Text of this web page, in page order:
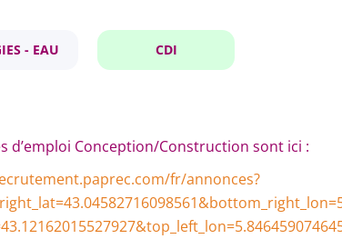
- EAU CDI
d’emploi Conception/Construction sont ici :
fr/annonces?